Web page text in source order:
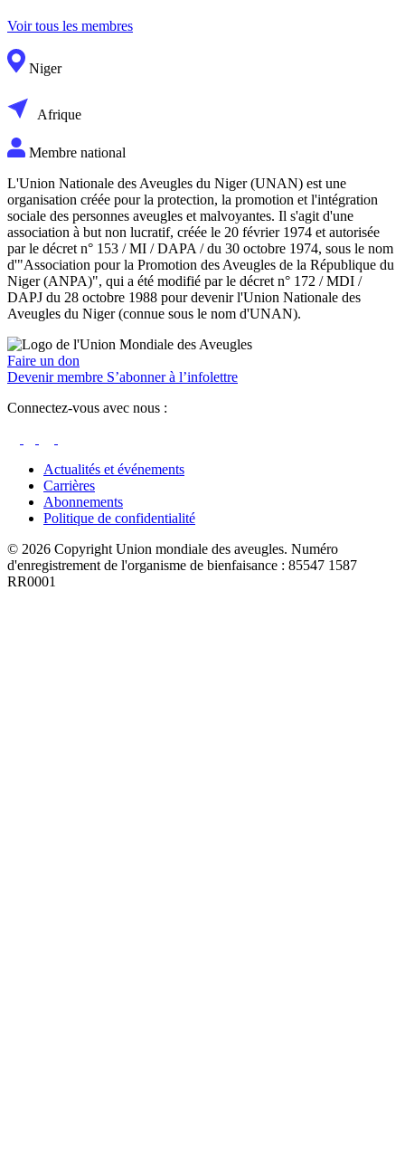
Voir tous les membres
Niger
Afrique
Membre national
L'Union Nationale des Aveugles du Niger (UNAN) est une
organisation créée pour la protection, la promotion et l'intégration
sociale des personnes aveugles et malvoyantes. Il s'agit d'une
association à but non lucratif, créée le 20 février 1974 et autorisée
par le décret n° 153 / MI / DAPA / du 30 octobre 1974, sous le nom
d'"Association pour la Promotion des Aveugles de la République du
Niger (ANPA)", qui a été modifié par le décret n° 172 / MDI /
DAPJ du 28 octobre 1988 pour devenir l'Union Nationale des
Aveugles du Niger (connue sous le nom d'UNAN).
Faire un don
Devenir membre S’abonner à l’infolettre
Connectez-vous avec nous :
Actualités et événements
Carrières
Abonnements
Politique de confidentialité
© 2026 Copyright Union mondiale des aveugles. Numéro
d'enregistrement de l'organisme de bienfaisance : 85547 1587
RR0001